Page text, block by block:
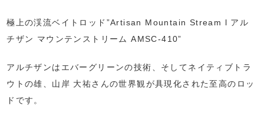
極上の渓流ベイトロッド”Artisan Mountain Stream l アル
チザン マウンテンストリーム AMSC-410”
アルチザンはエバーグリーンの技術、そしてネイティブトラ
ウトの雄、山岸 大祐さんの世界観が具現化された至高のロッ
ドです。